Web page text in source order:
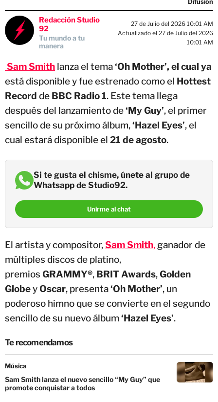
Difusión
Redacción Studio
92
Tu mundo a tu
manera
27 de Julio del 2026 10:01 AM
Actualizado el 27 de Julio del 2026
10:01 AM
Sam Smith lanza el tema‘Oh Mother’, el cual ya
está disponible y fue estrenado como el Hottest
Record de BBC Radio 1. Este tema llega
después del lanzamiento de‘My Guy’, el primer
sencillo de su próximo álbum,‘Hazel Eyes’, el
cual estará disponible el 21 de agosto.
Si te gusta el chisme, únete al grupo de
Whatsapp de Studio92.
Unirme al chat
El artista y compositor,Sam Smith,ganador de
múltiples discos de platino,
premios GRAMMY®, BRIT Awards,Golden
Globey Oscar, presenta‘Oh Mother’, un
poderoso himno que se convierte en el segundo
sencillo de su nuevo álbum ‘Hazel Eyes’.
Te recomendamos
Música
Sam Smith lanza el nuevo sencillo “My Guy” que
promote conquistar a todos